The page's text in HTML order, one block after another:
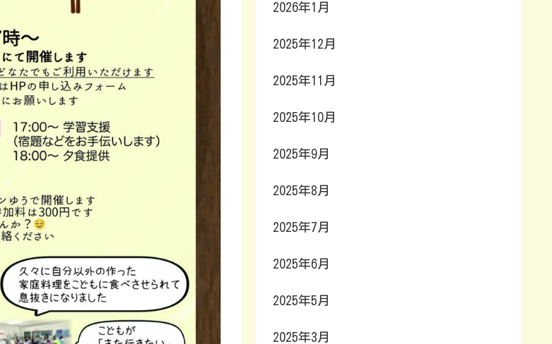
2026年1月
2025年12月
2025年11月
2025年10月
2025年9月
2025年8月
2025年7月
2025年6月
2025年5月
2025年3月